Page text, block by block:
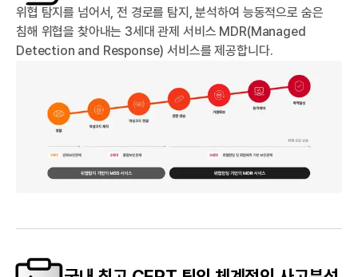
위협 탐지를 넘어서, 전 경로를 탐지, 분석하여 능동적으로 숨은
침해 위협을 찾아내는 3세대 관제 서비스 MDR(Managed
Detection and Response) 서비스를 제공합니다.